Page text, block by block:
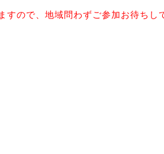
ので、地域問わずご参加お待ちし